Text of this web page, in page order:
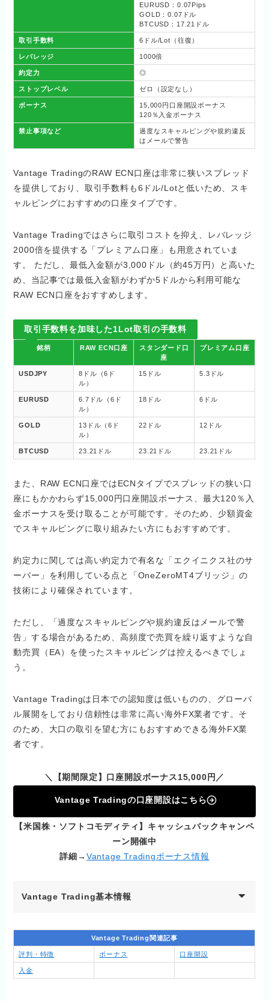
EURUSD：0.07Pips
GOLD：0.07ドル
BTCUSD：17.21ドル
取引手数料 6ドル/Lot（往復）
レバレッジ 1000倍
約定力 ◎
ストップレベル ゼロ（設定なし）
ボーナス
15,000円口座開設ボーナス
120％入金ボーナス
禁止事項など
過度なスキャルピングや規約違反
はメールで警告
Vantage TradingのRAW ECN口座は非常に狭いスプレッド
を提供しており、取引手数料も6ドル/Lotと低いため、スキ
ャルピングにおすすめの口座タイプです。
Vantage Tradingではさらに取引コストを抑え、レバレッジ
2000倍を提供する「プレミアム口座」も用意されていま
す。 ただし、最低入金額が3,000ドル（約45万円）と高いた
め、当記事では最低入金額がわずか5ドルから利用可能な
RAW ECN口座をおすすめします。
取引手数料を加味した1Lot取引の手数料
銘柄 RAW ECN口座
スタンダード口
座
プレミアム口座
USDJPY
8ドル（6ド
ル）
15ドル 5.3ドル
EURUSD
6.7ドル（6ド
ル）
18ドル 6ドル
GOLD
13ドル（6ド
ル）
22ドル 12ドル
BTCUSD 23.21ドル 23.21ドル 23.21ドル
また、RAW ECN口座ではECNタイプでスプレッドの狭い口
座にもかかわらず15,000円口座開設ボーナス、最大120％入
金ボーナスを受け取ることが可能です。そのため、少額資金
でスキャルピングに取り組みたい方にもおすすめです。
約定力に関しては高い約定力で有名な「エクイニクス社のサ
ーバー」を利用している点と「OneZeroMT4ブリッジ」の
技術により確保されています。
ただし、「過度なスキャルピングや規約違反はメールで警
告」する場合があるため、高頻度で売買を繰り返すような自
動売買（EA）を使ったスキャルピングは控えるべきでしょ
う。
Vantage Tradingは日本での認知度は低いものの、グローバ
ル展開をしており信頼性は非常に高い海外FX業者です。そ
のため、大口の取引を望む方にもおすすめできる海外FX業
者です。
＼【期間限定】口座開設ボーナス15,000円／
Vantage Tradingの口座開設はこちら
【米国株・ソフトコモディティ】キャッシュバックキャンペ
ーン開催中
詳細→ Vantage Tradingボーナス情報
Vantage Trading基本情報
Vantage Trading関連記事
評判・特徴 ボーナス 口座開設
入金